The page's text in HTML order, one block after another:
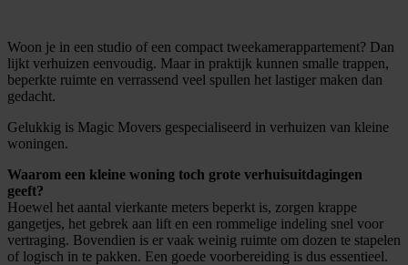
Woon je in een studio of een compact tweekamerappartement? Dan
lijkt verhuizen eenvoudig. Maar in praktijk kunnen smalle trappen,
beperkte ruimte en verrassend veel spullen het lastiger maken dan
gedacht.
Gelukkig is Magic Movers gespecialiseerd in verhuizen van kleine
woningen.
️Waarom een kleine woning toch grote verhuisuitdagingen
geeft?
Hoewel het aantal vierkante meters beperkt is, zorgen krappe
gangetjes, het gebrek aan lift en een rommelige indeling snel voor
vertraging. Bovendien is er vaak weinig ruimte om dozen te stapelen
of logisch in te pakken. Een goede voorbereiding is dus essentieel.